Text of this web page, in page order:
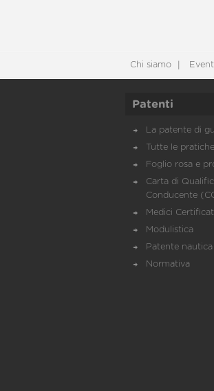
Chi siamo
Patenti
La patente di
Tutte le pratiche
Foglio rosa e
Carta di
Conducente
Medici
Modulistica
Patente nautica
Normativa